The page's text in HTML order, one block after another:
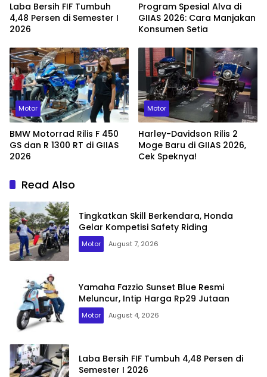
Laba Bersih FIF Tumbuh
4,48 Persen di Semester I
2026
Program Spesial Alva di
GIIAS 2026: Cara Manjakan
Konsumen Setia
Motor
BMW Motorrad Rilis F 450
GS dan R 1300 RT di GIIAS
2026
Motor
Harley-Davidson Rilis 2
Moge Baru di GIIAS 2026,
Cek Speknya!
Read Also
Tingkatkan Skill Berkendara, Honda
Gelar Kompetisi Safety Riding
Motor August 7, 2026
Yamaha Fazzio Sunset Blue Resmi
Meluncur, Intip Harga Rp29 Jutaan
Motor August 4, 2026
Laba Bersih FIF Tumbuh 4,48 Persen di
Semester I 2026